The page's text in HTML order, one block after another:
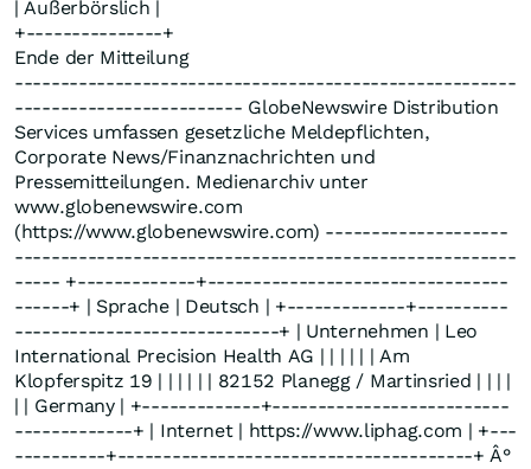
| Außerbörslich |
+---------------+
Ende der Mitteilung
-------------------------------------------------------
------------------------- GlobeNewswire Distribution
Services umfassen gesetzliche Meldepflichten,
Corporate News/Finanznachrichten und
Pressemitteilungen. Medienarchiv unter
www.globenewswire.com
(https://www.globenewswire.com) --------------------
-------------------------------------------------------
----- +-------------+---------------------------------
------+ | Sprache | Deutsch | +-------------+----------
-----------------------------+ | Unternehmen | Leo
International Precision Health AG | | | | | | Am
Klopferspitz 19 | | | | | | 82152 Planegg / Martinsried | | | |
| | Germany | +-------------+--------------------------
-------------+ | Internet | https://www.liphag.com | +---
----------+---------------------------------------+ Â°